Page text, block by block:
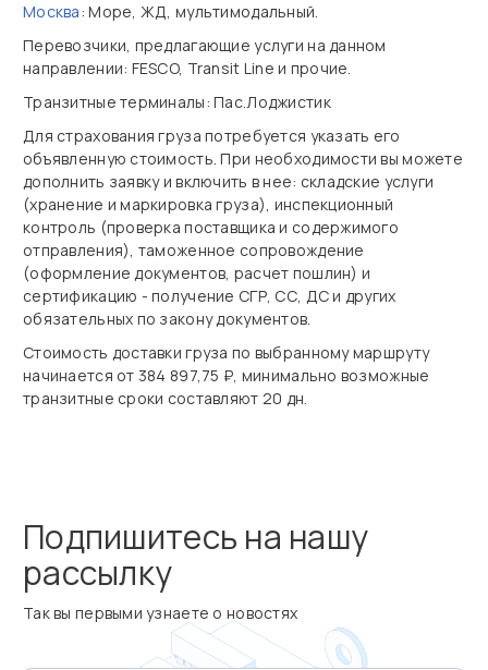
Москва: Море, ЖД, мультимодальный.
Перевозчики, предлагающие услуги на данном
направлении: FESCO, Transit Line и прочие.
Транзитные терминалы: Пас.Лоджистик
Для страхования груза потребуется указать его
объявленную стоимость. При необходимости вы можете
дополнить заявку и включить в нее: складские услуги
(хранение и маркировка груза), инспекционный
контроль (проверка поставщика и содержимого
отправления), таможенное сопровождение
(оформление документов, расчет пошлин) и
сертификацию - получение СГР, СС, ДС и других
обязательных по закону документов.
Стоимость доставки груза по выбранному маршруту
начинается от 384 897,75 ₽, минимально возможные
транзитные сроки составляют 20 дн.
Подпишитесь на нашу
рассылку
Так вы первыми узнаете о новостях